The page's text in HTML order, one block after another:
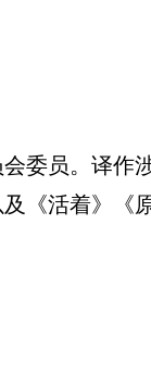
员。译作
《活着》《原